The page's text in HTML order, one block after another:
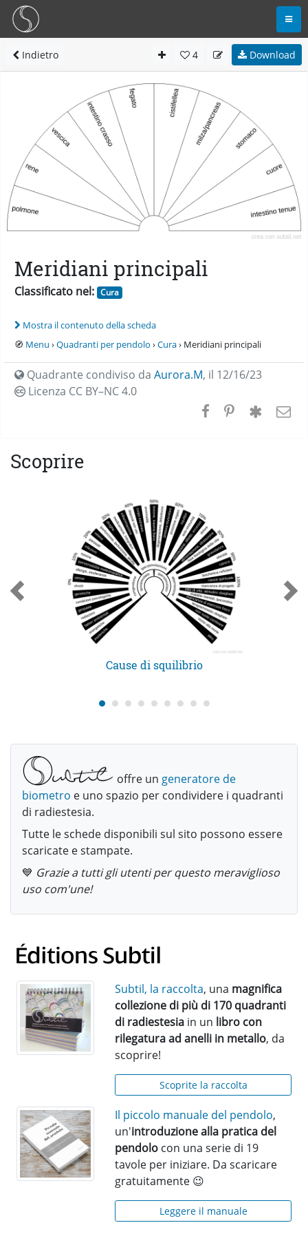
Indietro 4 Download
Meridiani principali
Classificato nel: Cura
Mostra il contenuto della scheda
🧭 Menu ›Quadranti per pendolo ›Cura› Meridiani principali
Quadrante condiviso da Aurora.M, il 12/16/23
Licenza CC BY–NC 4.0
Scoprire
Cause di squilibrio
offre un generatore de
biometro e uno spazio per condividere i quadranti
di radiestesia.
Tutte le schede disponibili sul sito possono essere
scaricate e stampate.
💙 Grazie a tutti gli utenti per questo meraviglioso
uso com'une!
Subtil, la raccolta, una magnifica
collezione di più di 170 quadranti
di radiestesia in un libro con
rilegatura ad anelli in metallo, da
scoprire!
Scoprite la raccolta
Il piccolo manuale del pendolo,
un'introduzione alla pratica del
pendolo con una serie di 19
tavole per iniziare. Da scaricare
gratuitamente 😉
Leggere il manuale